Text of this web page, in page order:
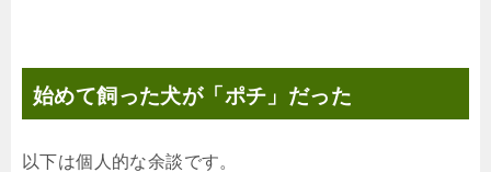
始めて飼った犬が「ポチ」だった
以下は個人的な余談です。